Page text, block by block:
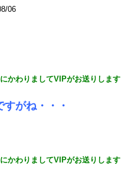
06
かわりましてVIPがお送りします
がね・・・
かわりましてVIPがお送りします